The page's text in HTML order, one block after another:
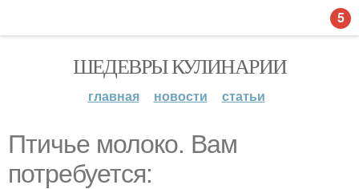
ШЕДЕВРЫ КУЛИНАРИИ
главная новости статьи
Птичье молоко. Вам
потребуется:
5